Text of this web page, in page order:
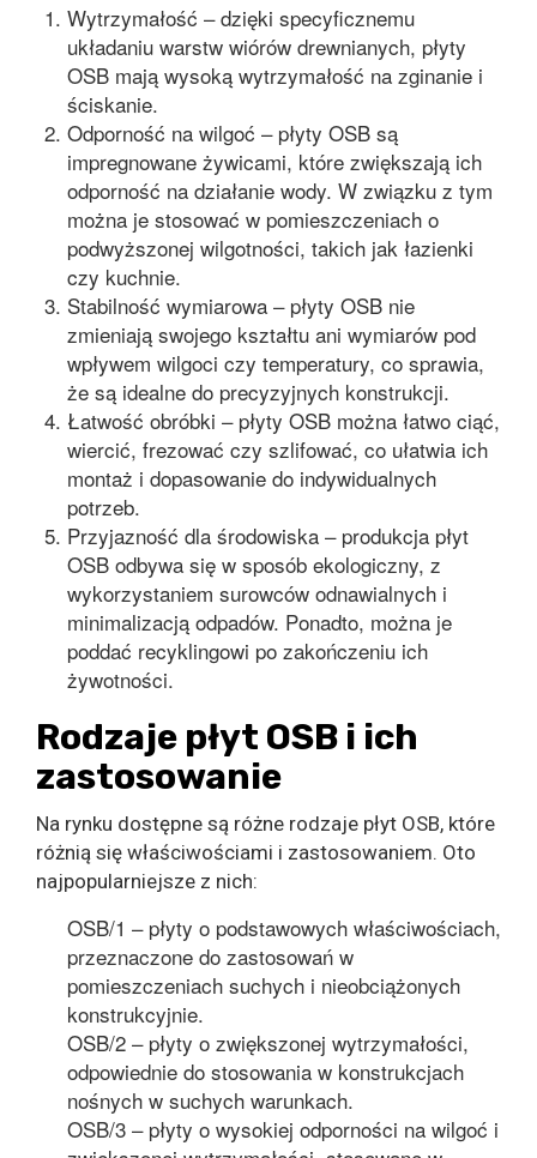
Wytrzymałość – dzięki specyficznemu
układaniu warstw wiórów drewnianych, płyty
OSB mają wysoką wytrzymałość na zginanie i
ściskanie.
Odporność na wilgoć – płyty OSB są
impregnowane żywicami, które zwiększają ich
odporność na działanie wody. W związku z tym
można je stosować w pomieszczeniach o
podwyższonej wilgotności, takich jak łazienki
czy kuchnie.
Stabilność wymiarowa – płyty OSB nie
zmieniają swojego kształtu ani wymiarów pod
wpływem wilgoci czy temperatury, co sprawia,
że są idealne do precyzyjnych konstrukcji.
Łatwość obróbki – płyty OSB można łatwo ciąć,
wiercić, frezować czy szlifować, co ułatwia ich
montaż i dopasowanie do indywidualnych
potrzeb.
Przyjazność dla środowiska – produkcja płyt
OSB odbywa się w sposób ekologiczny, z
wykorzystaniem surowców odnawialnych i
minimalizacją odpadów. Ponadto, można je
poddać recyklingowi po zakończeniu ich
żywotności.
Rodzaje płyt OSB i ich
zastosowanie
Na rynku dostępne są różne rodzaje płyt OSB, które
różnią się właściwościami i zastosowaniem. Oto
najpopularniejsze z nich:
OSB/1 – płyty o podstawowych właściwościach,
przeznaczone do zastosowań w
pomieszczeniach suchych i nieobciążonych
konstrukcyjnie.
OSB/2 – płyty o zwiększonej wytrzymałości,
odpowiednie do stosowania w konstrukcjach
nośnych w suchych warunkach.
OSB/3 – płyty o wysokiej odporności na wilgoć i